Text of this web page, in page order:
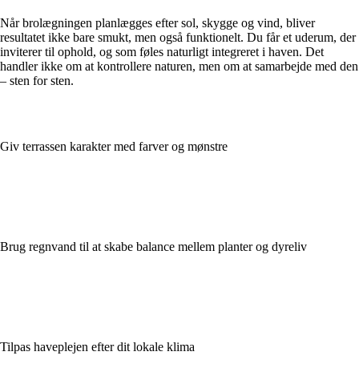
Når brolægningen planlægges efter sol, skygge og vind, bliver
resultatet ikke bare smukt, men også funktionelt. Du får et uderum, der
inviterer til ophold, og som føles naturligt integreret i haven. Det
handler ikke om at kontrollere naturen, men om at samarbejde med den
– sten for sten.
Giv terrassen karakter med farver og mønstre
Brug regnvand til at skabe balance mellem planter og dyreliv
Tilpas haveplejen efter dit lokale klima